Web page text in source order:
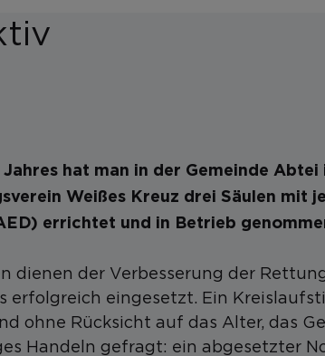
hat man in der Gemeinde
Weißes Kreuz drei Säulen mit
errichtet und in Betrieb
dienen der Verbesserung der
erfolgreich eingesetzt. Ein
ohne Rücksicht auf das Alter, das
Handeln gefragt: ein abgesetzter